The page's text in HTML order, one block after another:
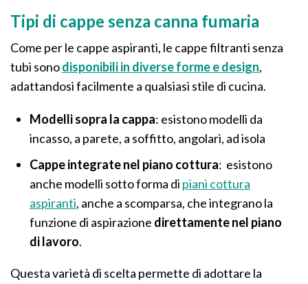
Tipi di cappe senza canna fumaria
Come per le cappe aspiranti, le cappe filtranti senza
tubi sonodisponibili in diverse forme e design,
adattandosi facilmente a qualsiasi stile di cucina.
Modelli sopra la cappa: esistono modelli da
incasso, a parete, a soffitto, angolari, ad isola
Cappe integrate nel piano cottura: esistono
anche modelli sotto forma di piani cottura
aspiranti, anche a scomparsa, che integrano la
funzione di aspirazione direttamente nel piano
di lavoro.
Questa varietà di scelta permette di adottare la